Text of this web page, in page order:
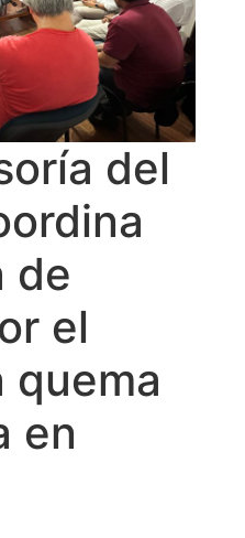
del
de
el
quema
en